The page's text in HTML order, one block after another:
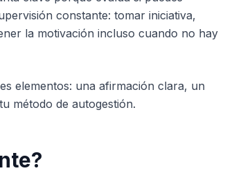
constante: tomar iniciativa,
la motivación incluso cuando no hay
elementos: una afirmación clara, un
método de autogestión.